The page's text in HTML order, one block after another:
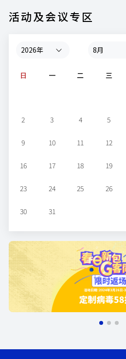
活动及会议专区
日 一 二 三
2 3 4 5
9 10 11 12
16 17 18 19
23 24 25 26
30 31